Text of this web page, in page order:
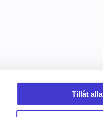
Tillåt alla